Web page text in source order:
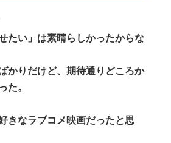
たい」は素晴らしかったからな
かりだけど、期待通りどころか
た。
きなラブコメ映画だったと思